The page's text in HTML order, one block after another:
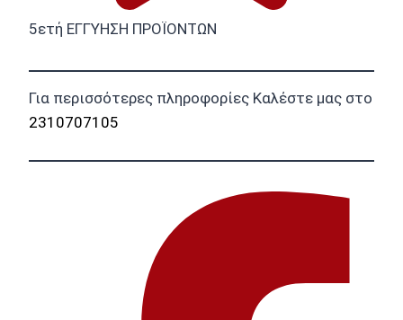
5ετή ΕΓΓΥΗΣΗ ΠΡΟΪΟΝΤΩΝ
Για περισσότερες πληροφορίες Καλέστε μας στο
2310707105